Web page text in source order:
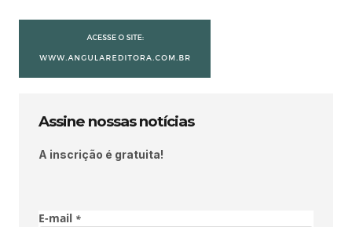
Assine nossas notícias
A inscrição é gratuita!